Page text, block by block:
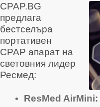
CPAP.BG
предлага
бестселъра
портативен
CPAP апарат на
световния лидер
Ресмед:
ResMed AirMini: